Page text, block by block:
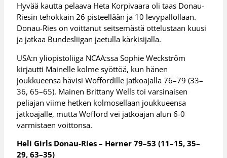
Hyvää kautta pelaava Heta Korpivaara oli taas Donau-
Riesin tehokkain 26 pisteellään ja 10 levypallollaan.
Donau-Ries on voittanut seitsemästä ottelustaan kuusi
ja jatkaa Bundesliigan jaetulla kärkisijalla.
USA:n yliopistoliiga NCAA:ssa Sophie Weckström
kirjautti Mainelle kolme syöttöä, kun hänen
joukkueensa hävisi Woffordille jatkoajalla 76–79 (33–
36, 65–65). Mainen Brittany Wells toi varsinaisen
peliajan viime hetken kolmosellaan joukkueensa
jatkoajalle, mutta Wofford vei jatkoajan alun 6-0
varmistaen voittonsa.
Heli Girls Donau-Ries – Herner 79–53 (11–15, 35–
29, 63–35)